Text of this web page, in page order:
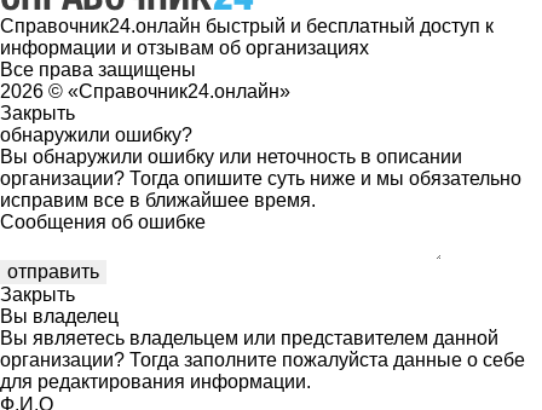
Справочник24.онлайн быстрый и бесплатный доступ к
информации и отзывам об организациях
Все права защищены
2026 © «Справочник24.онлайн»
Закрыть
обнаружили ошибку?
Вы обнаружили ошибку или неточность в описании
организации? Тогда опишите суть ниже и мы обязательно
исправим все в ближайшее время.
Сообщения об ошибке
Закрыть
Вы владелец
Вы являетесь владельцем или представителем данной
организации? Тогда заполните пожалуйста данные о себе
для редактирования информации.
Ф.И.О